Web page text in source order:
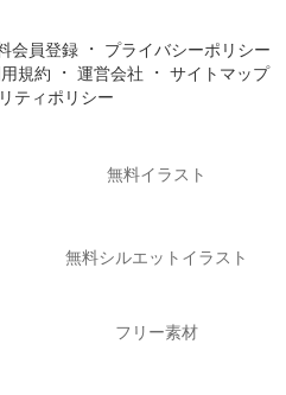
会員登録・ プライバシーポリシー
規約 ・ 運営会社 ・ サイトマップ
ティポリシー
無料イラスト
無料シルエットイラスト
フリー素材